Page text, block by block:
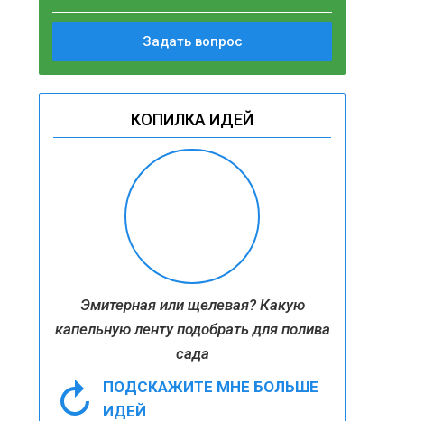
Задать вопрос
КОПИЛКА ИДЕЙ
Эмитерная или щелевая? Какую
капельную ленту подобрать для полива
сада
ПОДСКАЖИТЕ МНЕ БОЛЬШЕ
ИДЕЙ